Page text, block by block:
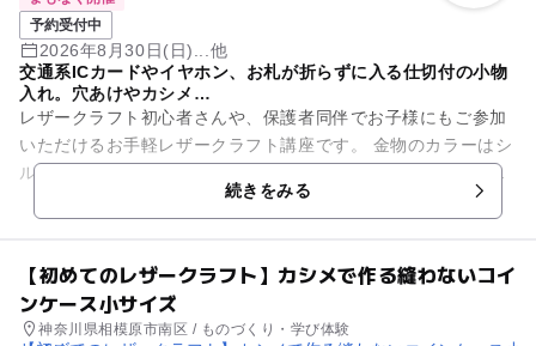
予約受付中
2026年8月30日(日)...他
交通系ICカードやイヤホン、お札が折らずに入る仕切付の小物
入れ。穴あけやカシメ…
レザークラフト初心者さんや、保護者同伴でお子様にもご参加
いただけるお手軽レザークラフト講座です。 金物のカラーはシ
ルバー、ゴールド、アンティークゴールドの中から自由に選べ
続きをみる
【初めてのレザークラフト】カシメで作る縫わないコイ
ンケース小サイズ
神奈川県相模原市南区 / ものづくり・学び体験